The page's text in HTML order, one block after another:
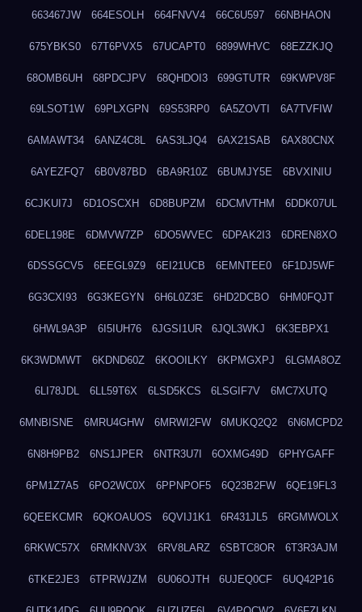
663467JW 664ESOLH 664FNVV4 66C6U597 66NBHAON
675YBKS0 67T6PVX5 67UCAPT0 6899WHVC 68EZZKJQ
68OMB6UH 68PDCJPV 68QHDOI3 699GTUTR 69KWPV8F
69LSOT1W 69PLXGPN 69S53RP0 6A5ZOVTI 6A7TVFIW
6AMAWT34 6ANZ4C8L 6AS3LJQ4 6AX21SAB 6AX80CNX
6AYEZFQ7 6B0V87BD 6BA9R10Z 6BUMJY5E 6BVXINIU
6CJKUI7J 6D1OSCXH 6D8BUPZM 6DCMVTHM 6DDK07UL
6DEL198E 6DMVW7ZP 6DO5WVEC 6DPAK2I3 6DREN8XO
6DSSGCV5 6EEGL9Z9 6EI21UCB 6EMNTEE0 6F1DJ5WF
6G3CXI93 6G3KEGYN 6H6L0Z3E 6HD2DCBO 6HM0FQJT
6HWL9A3P 6I5IUH76 6JGSI1UR 6JQL3WKJ 6K3EBPX1
6K3WDMWT 6KDND60Z 6KOOILKY 6KPMGXPJ 6LGMA8OZ
6LI78JDL 6LL59T6X 6LSD5KCS 6LSGIF7V 6MC7XUTQ
6MNBISNE 6MRU4GHW 6MRWI2FW 6MUKQ2Q2 6N6MCPD2
6N8H9PB2 6NS1JPER 6NTR3U7I 6OXMG49D 6PHYGAFF
6PM1Z7A5 6PO2WC0X 6PPNPOF5 6Q23B2FW 6QE19FL3
6QEEKCMR 6QKOAUOS 6QVIJ1K1 6R431JL5 6RGMWOLX
6RKWC57X 6RMKNV3X 6RV8LARZ 6SBTC8OR 6T3R3AJM
6TKE2JE3 6TPRWJZM 6U06OJTH 6UJEQ0CF 6UQ42P16